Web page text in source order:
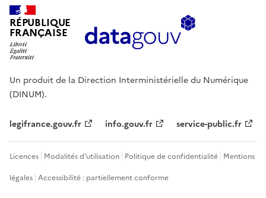
RÉPUBLIQUE
FRANÇAISE
Un produit de la Direction Interministérielle du Numérique
(DINUM).
legifrance.gouv.fr info.gouv.fr service-public.fr
Licences Modalités d'utilisation Politique de confidentialité Mentions
légales Accessibilité : partiellement conforme